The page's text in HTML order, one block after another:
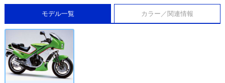
モデル一覧 カラー／関連情報